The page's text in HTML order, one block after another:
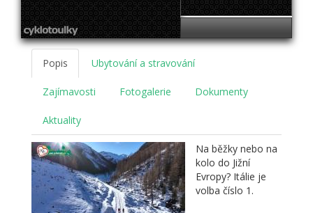
Popis Ubytování a stravování
Zajímavosti Fotogalerie Dokumenty
Aktuality
Na běžky nebo na
kolo do Jižní
Evropy? Itálie je
volba číslo 1.